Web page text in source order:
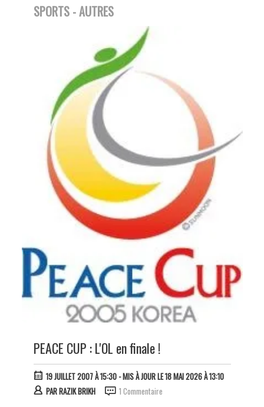
SPORTS - AUTRES
PEACE CUP : L'OL en finale !
19 JUILLET 2007 À 15:30- MIS À JOUR LE 18 MAI 2026 À 13:10
PARRAZIK BRIKH 1 Commentaire